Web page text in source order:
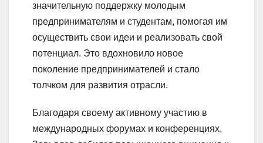
значительную поддержку молодым
предпринимателям и студентам, помогая им
осуществить свои идеи и реализовать свой
потенциал. Это вдохновило новое
поколение предпринимателей и стало
толчком для развития отрасли.
Благодаря своему активному участию в
международных форумах и конференциях,